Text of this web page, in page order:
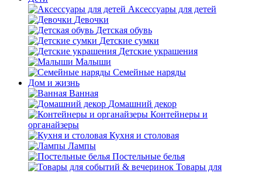
Аксессуары для детей
Девочки
Детская обувь
Детские сумки
Детские украшения
Малыши
Семейные наряды
Дом и жизнь
Ванная
Домашний декор
Контейнеры и
органайзеры
Кухня и столовая
Лампы
Постельные белья
Товары для